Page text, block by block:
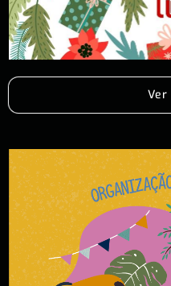
Ver